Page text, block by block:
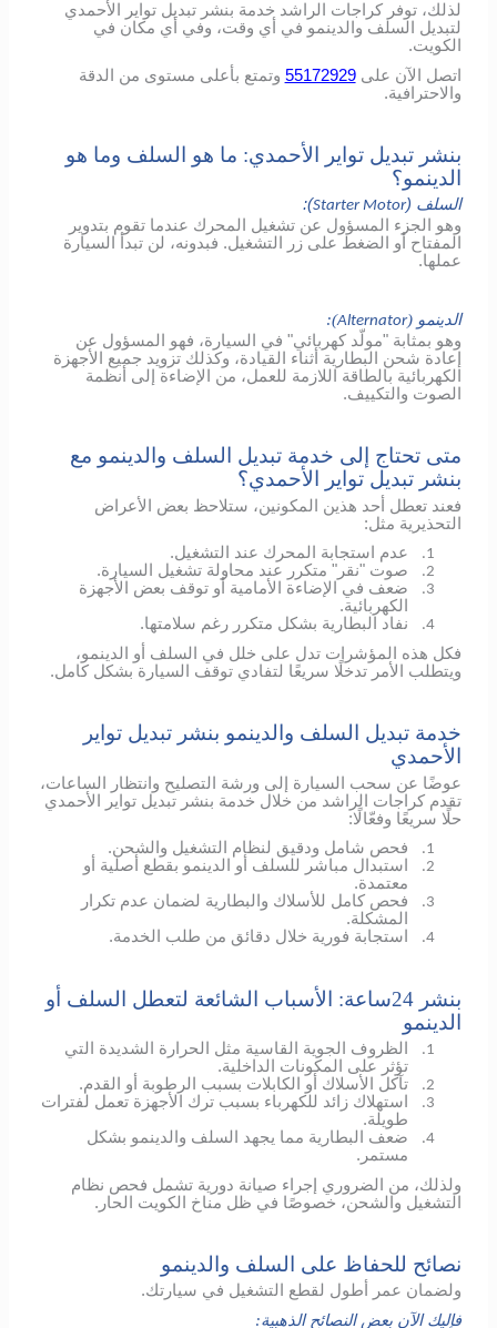
لذلك، توفر كراجات الراشد خدمة بنشر تبديل تواير الأحمدي
لتبديل السلف والدينمو في أي وقت، وفي أي مكان في
الكويت.
اتصل الآن على55172929 وتمتع بأعلى مستوى من الدقة
والاحترافية.
بنشر تبديل تواير الأحمدي: ما هو السلف وما هو
الدينمو؟
السلف (Starter Motor
):
وهو الجزء المسؤول عن تشغيل المحرك عندما تقوم بتدوير
المفتاح أو الضغط على زر التشغيل. فبدونه، لن تبدأ السيارة
عملها.
الدينمو (Alternator
):
وهو بمثابة "مولّد كهربائي" في السيارة، فهو المسؤول عن
إعادة شحن البطارية أثناء القيادة، وكذلك تزويد جميع الأجهزة
الكهربائية بالطاقة اللازمة للعمل، من الإضاءة إلى أنظمة
الصوت والتكييف.
متى تحتاج إلى خدمة تبديل السلف والدينمو مع
بنشر تبديل تواير الأحمدي؟
فعند تعطل أحد هذين المكونين، ستلاحظ بعض الأعراض
التحذيرية مثل:
1. عدم استجابة المحرك عند التشغيل.
2. صوت "نقر" متكرر عند محاولة تشغيل السيارة.
3.
ضعف في الإضاءة الأمامية أو توقف بعض الأجهزة
الكهربائية.
4.
نفاد البطارية بشكل متكرر رغم سلامتها.
فكل هذه المؤشرات تدل على خلل في السلف أو الدينمو،
ويتطلب الأمر تدخلًا سريعًا لتفادي توقف السيارة بشكل كامل.
خدمة تبديل السلف والدينمو بنشر تبديل تواير
الأحمدي
عوضًا عن سحب السيارة إلى ورشة التصليح وانتظار الساعات،
تقدم كراجات الراشد من خلال خدمة بنشر تبديل تواير الأحمدي
حلًا سريعًا وفعّالًا:
1. فحص شامل ودقيق لنظام التشغيل والشحن.
2.
استبدال مباشر للسلف أو الدينمو بقطع أصلية أو
معتمدة.
3.
فحص كامل للأسلاك والبطارية لضمان عدم تكرار
المشكلة.
4. استجابة فورية خلال دقائق من طلب الخدمة.
بنشر 24ساعة: الأسباب الشائعة لتعطل السلف أو
الدينمو
1.
الظروف الجوية القاسية مثل الحرارة الشديدة التي
تؤثر على المكونات الداخلية.
2. تآكل الأسلاك أو الكابلات بسبب الرطوبة أو القدم.
3.
استهلاك زائد للكهرباء بسبب ترك الأجهزة تعمل لفترات
طويلة.
4.
ضعف البطارية مما يجهد السلف والدينمو بشكل
مستمر.
ولذلك، من الضروري إجراء صيانة دورية تشمل فحص نظام
التشغيل والشحن، خصوصًا في ظل مناخ الكويت الحار.
نصائح للحفاظ على السلف والدينمو
ولضمان عمر أطول لقطع التشغيل في سيارتك.
فإليك الآن بعض النصائح الذهبية: